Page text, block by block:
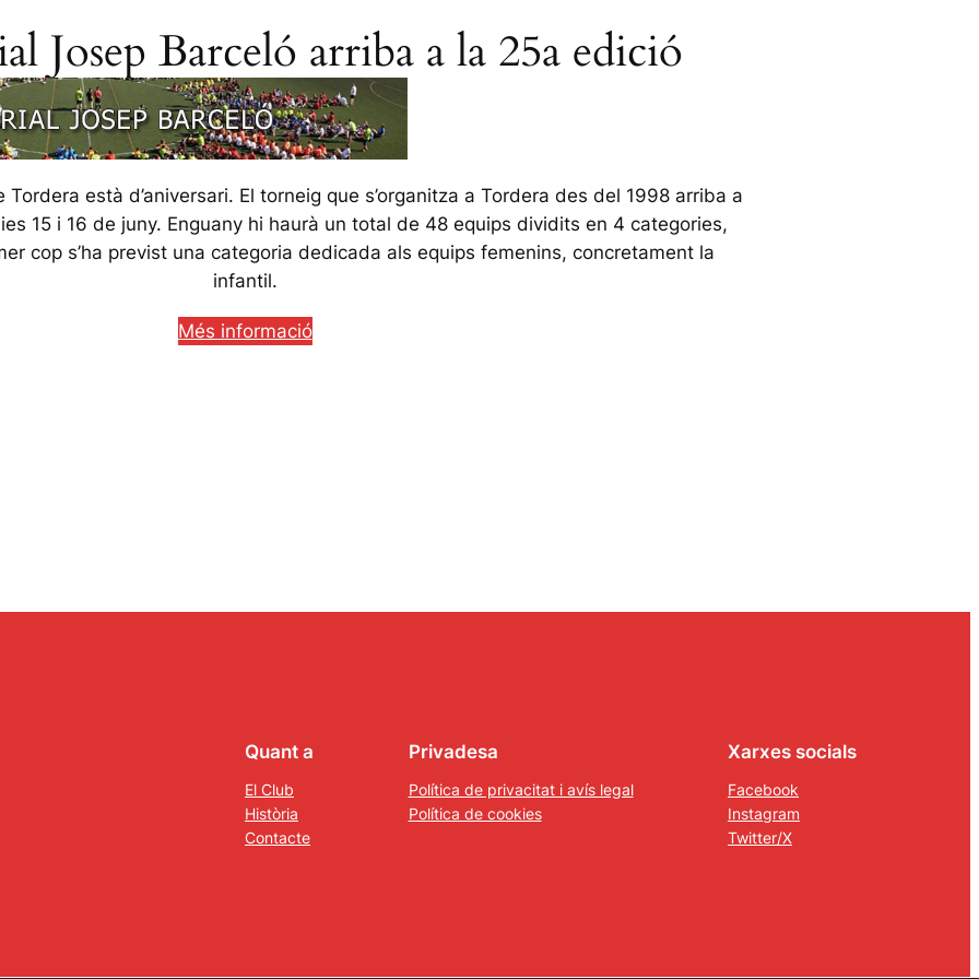
Josep Barceló arriba a la 25a edició
està d’aniversari. El torneig que s’organitza a Tordera des del 1998 arriba a
15 i 16 de juny. Enguany hi haurà un total de 48 equips dividits en 4 categories,
cop s’ha previst una categoria dedicada als equips femenins, concretament la
infantil.
Més informació
Quant a
El Club
Història
Contacte
Privadesa
Política de privacitat i avís legal
Política de cookies
Xarxes socials
Facebook
Instagram
Twitter/X